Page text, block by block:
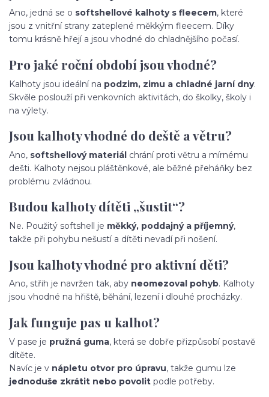
Ano, jedná se o softshellové kalhoty s fleecem, které
jsou z vnitřní strany zateplené měkkým fleecem. Díky
tomu krásně hřejí a jsou vhodné do chladnějšího počasí.
Pro jaké roční období jsou vhodné?
Kalhoty jsou ideální na podzim, zimu a chladné jarní dny.
Skvěle poslouží při venkovních aktivitách, do školky, školy i
na výlety.
Jsou kalhoty vhodné do deště a větru?
Ano, softshellový materiál chrání proti větru a mírnému
dešti. Kalhoty nejsou pláštěnkové, ale běžné přeháňky bez
problému zvládnou.
Budou kalhoty dítěti „šustit“?
Ne. Použitý softshell je měkký, poddajný a příjemný,
takže při pohybu nešustí a dítěti nevadí při nošení.
Jsou kalhoty vhodné pro aktivní děti?
Ano, střih je navržen tak, aby neomezoval pohyb. Kalhoty
jsou vhodné na hřiště, běhání, lezení i dlouhé procházky.
Jak funguje pas u kalhot?
V pase je pružná guma, která se dobře přizpůsobí postavě
dítěte.
Navíc je v nápletu otvor pro úpravu, takže gumu lze
jednoduše zkrátit nebo povolit podle potřeby.